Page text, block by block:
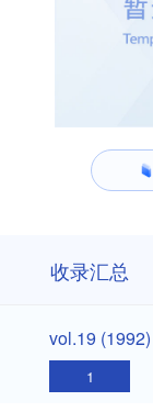
收录汇总
vol.19
(1992)
vol.19 (1992)
1